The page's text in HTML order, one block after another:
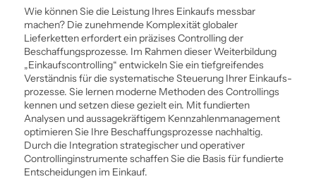
Wie können Sie die Leistung Ihres Einkaufs messbar
machen? Die zunehmende Komplexität globaler
Lieferketten erfordert ein präzises Controlling der
Beschaffungs­prozesse. Im Rahmen dieser Weiter­bildung
„Einkaufs­controlling“ entwickeln Sie ein tiefgreifendes
Verständnis für die ­systematische Steuerung Ihrer Einkaufs­
prozesse. Sie lernen moderne Methoden des Controllings
kennen und setzen diese gezielt ein. Mit fundierten
Analysen und aussagekräftigem Kennzahlen­management
optimieren Sie Ihre Beschaffungs­prozesse nachhaltig.
Durch die Integration strategischer und operativer
Controllinginstrumente schaffen Sie die Basis für fundierte
Entscheidungen im Einkauf.